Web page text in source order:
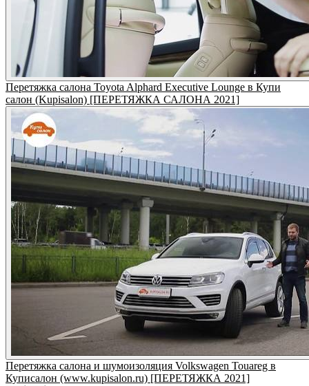
Перетяжка салона Toyota Alphard Executive Lounge в Купи
салон (Kupisalon) [ПЕРЕТЯЖКА САЛОНА 2021]
Перетяжка салона и шумоизоляция Volkswagen Touareg в
Куписалон (www.kupisalon.ru) [ПЕРЕТЯЖКА 2021]